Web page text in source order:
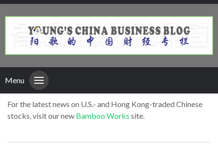
Menu
For the latest news on U.S.- and Hong Kong-traded Chinese
stocks, visit our new Bamboo Works site.